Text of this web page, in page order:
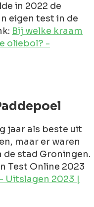
in 2022 de
eigen test in de
Bij welke kraam
oliebol? -
jaar als beste uit
maar er waren
de stad Groningen.
Test Online 2023
Uitslagen 2023 |